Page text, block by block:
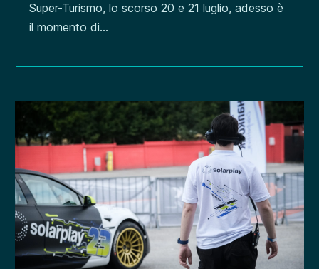
Super-Turismo, lo scorso 20 e 21 luglio, adesso è
il momento di...